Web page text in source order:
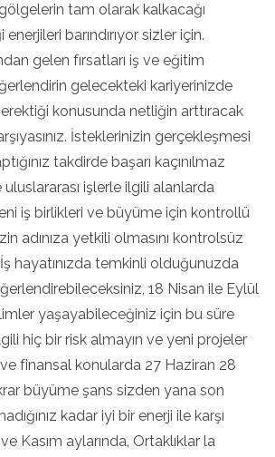
tam olarak kalkacağı
barındırıyor sizler için.
gelen fırsatları iş ve eğitim
gelecekteki kariyerinizde
konusunda netliğin arttıracak
İsteklerinizin gerçekleşmesi
takdirde başarı kaçınılmaz
uluslararası işlerle ilgili alanlarda
iş birlikleri ve büyüme için kontrollü
adınıza yetkili olmasını kontrolsüz
İş hayatınızda temkinli olduğunuzda
18 Nisan ile Eylül
yaşayabileceğiniz için bu süre
hiç bir risk almayın ve yeni projeler
finansal konularda 27 Haziran 28
büyüme şans sizden yana son
kadar iyi bir enerji ile karşı
ve Kasım aylarında, Ortaklıklar la